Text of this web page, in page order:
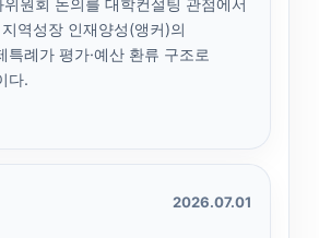
역성장 인재양성(앵커)의
특례가 평가·예산 환류 구조로
다.
2026.07.01